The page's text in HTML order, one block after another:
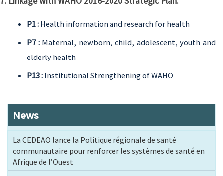
P1 : Health information and research for health
P7 :Maternal, newborn, child, adolescent, youth and
elderly health
P13 : Institutional Strengthening of WAHO
News
La CEDEAO lance la Politique régionale de santé
communautaire pour renforcer les systèmes de santé en
Afrique de l’Ouest